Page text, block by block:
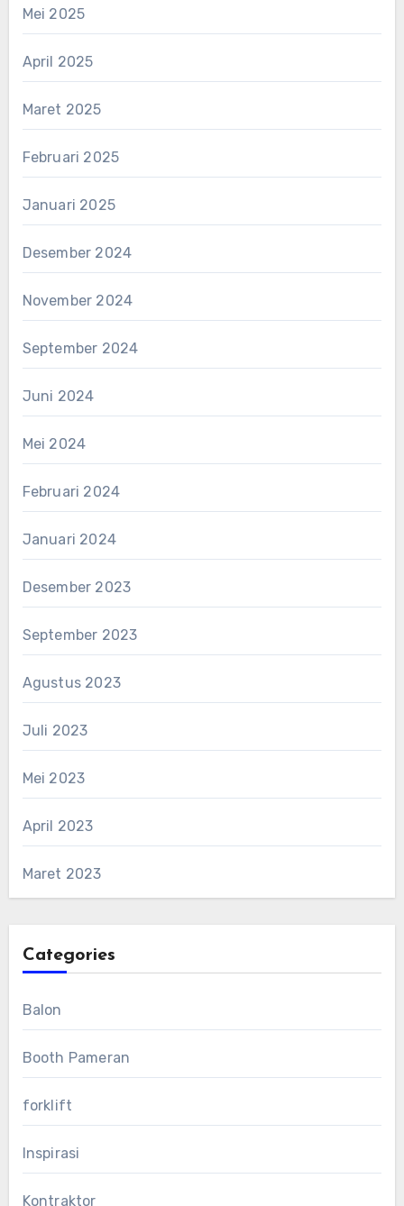
Mei 2025
April 2025
Maret 2025
Februari 2025
Januari 2025
Desember 2024
November 2024
September 2024
Juni 2024
Mei 2024
Februari 2024
Januari 2024
Desember 2023
September 2023
Agustus 2023
Juli 2023
Mei 2023
April 2023
Maret 2023
Categories
Balon
Booth Pameran
forklift
Inspirasi
Kontraktor